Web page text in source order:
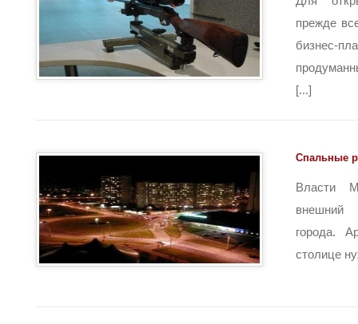
прежде
[...]
Спальные
Власти
внешний
города.
столице